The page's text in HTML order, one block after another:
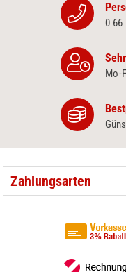
0 66
Mo-
Zahlungsarten